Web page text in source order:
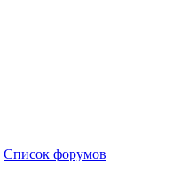
Список форумов